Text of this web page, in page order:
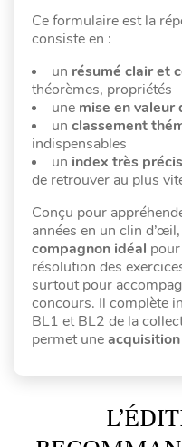
Ce formulaire est la
consiste en :
un résumé clair et
théorèmes, propriétés
une mise en valeur
un classement
indispensables
un index très précis
de retrouver au plus
Conçu pour
années en un clin
compagnon idéal
résolution des
surtout pour
concours. Il complète
BL1 et BL2 de la
permet une